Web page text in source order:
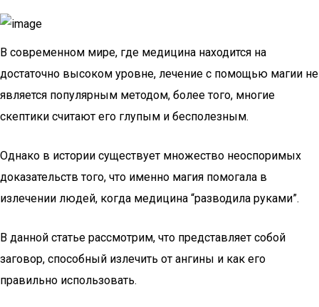
В современном мире, где медицина находится на
достаточно высоком уровне, лечение с помощью магии не
является популярным методом, более того, многие
скептики считают его глупым и бесполезным.
Однако в истории существует множество неоспоримых
доказательств того, что именно магия помогала в
излечении людей, когда медицина “разводила руками”.
В данной статье рассмотрим, что представляет собой
заговор, способный излечить от ангины и как его
правильно использовать.